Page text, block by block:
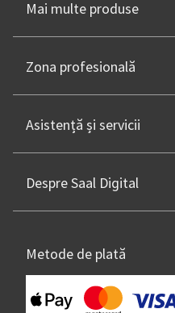
Mai multe produse
Zona profesională
Asistență și servicii
Despre Saal Digital
Metode de plată